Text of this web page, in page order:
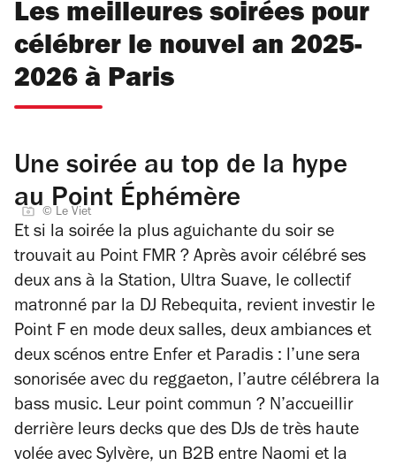
Les meilleures soirées pour
célébrer le nouvel an 2025-
2026 à Paris
Une soirée au top de la hype
au Point Éphémère
© Le Viet
Et si la soirée la plus aguichante du soir se
trouvait au Point FMR ? Après avoir célébré ses
deux ans à la Station, Ultra Suave, le collectif
matronné par la DJ Rebequita, revient investir le
Point F en mode deux salles, deux ambiances et
deux scénos entre Enfer et Paradis : l’une sera
sonorisée avec du reggaeton, l’autre célébrera la
bass music. Leur point commun ? N’accueillir
derrière leurs decks que des DJs de très haute
volée avec Sylvère, un B2B entre Naomi et la